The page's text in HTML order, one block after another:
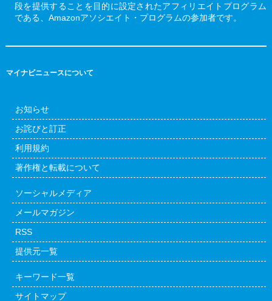
段を提供することを目的に設定されたアフィリエイトプログラム
である、Amazonアソシエイト・プログラムの参加者です。
マイナビニュースについて
お知らせ
お詫びと訂正
利用規約
著作権と転載について
ソーシャルメディア
メールマガジン
RSS
提供元一覧
キーワード一覧
サイトマップ